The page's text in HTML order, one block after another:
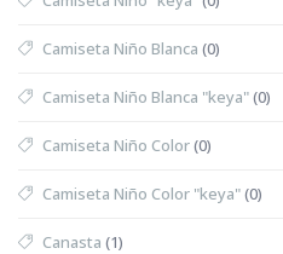
Camiseta Niño Blanca (0)
Camiseta Niño Blanca "keya"(0)
Camiseta Niño Color(0)
Camiseta Niño Color "keya"(0)
Canasta (1)